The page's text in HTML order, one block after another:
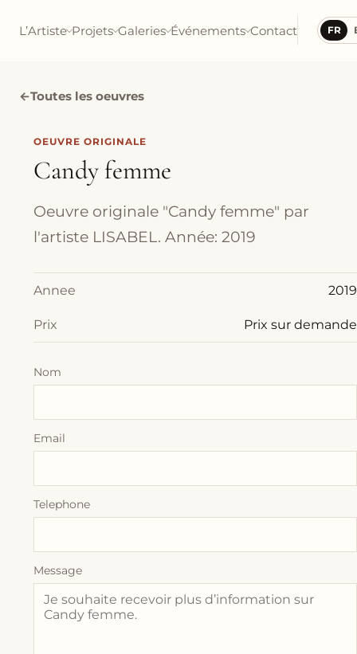
L’Artiste Projets Galeries Événements Contact FR
←Toutes les oeuvres
OEUVRE ORIGINALE
Candy femme
Oeuvre originale "Candy femme" par
l'artiste LISABEL. Année: 2019
Annee 2019
Prix Prix sur demande
Nom
Email
Telephone
Message